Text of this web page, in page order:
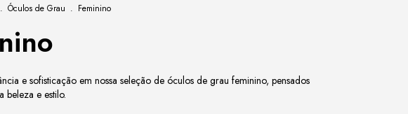
. Óculos de Grau . Feminino
e sofisticação em nossa seleção de óculos de grau feminino, pensados
beleza e estilo.